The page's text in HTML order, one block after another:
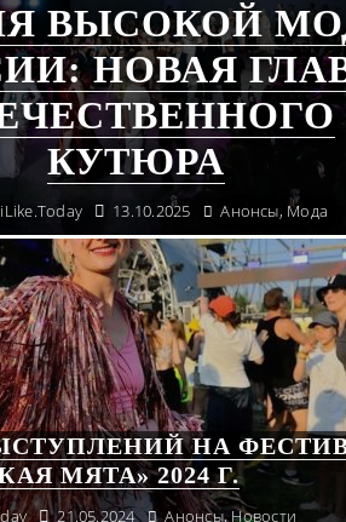
ВЫСОКОЙ
НОВАЯ
КУТЮРА
13.10.2025 Анонсы, Мода
НА
МЯТА» 2024 Г.
21.05.2024 Анонсы,Новости